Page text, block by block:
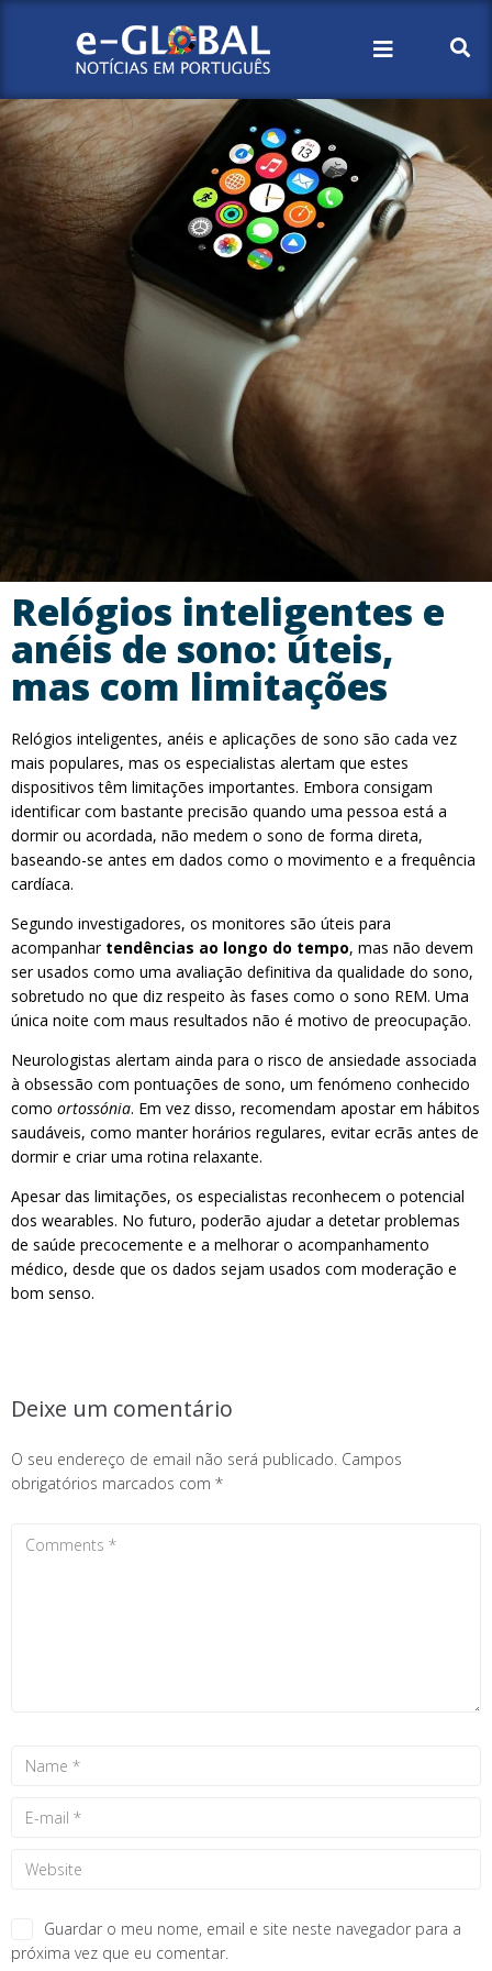
Relógios inteligentes e
anéis de sono: úteis,
mas com limitações
Relógios inteligentes, anéis e aplicações de sono são cada vez
mais populares, mas os especialistas alertam que estes
dispositivos têm limitações importantes. Embora consigam
identificar com bastante precisão quando uma pessoa está a
dormir ou acordada, não medem o sono de forma direta,
baseando-se antes em dados como o movimento e a frequência
cardíaca.
Segundo investigadores, os monitores são úteis para
acompanhar tendências ao longo do tempo, mas não devem
ser usados como uma avaliação definitiva da qualidade do sono,
sobretudo no que diz respeito às fases como o sono REM. Uma
única noite com maus resultados não é motivo de preocupação.
Neurologistas alertam ainda para o risco de ansiedade associada
à obsessão com pontuações de sono, um fenómeno conhecido
como ortossónia. Em vez disso, recomendam apostar em hábitos
saudáveis, como manter horários regulares, evitar ecrãs antes de
dormir e criar uma rotina relaxante.
Apesar das limitações, os especialistas reconhecem o potencial
dos wearables. No futuro, poderão ajudar a detetar problemas
de saúde precocemente e a melhorar o acompanhamento
médico, desde que os dados sejam usados com moderação e
bom senso.
Deixe um comentário
O seu endereço de email não será publicado. Campos
obrigatórios marcados com *
Guardar o meu nome, email e site neste navegador para a
próxima vez que eu comentar.